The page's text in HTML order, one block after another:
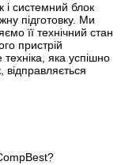
системний блок
підготовку. Ми
її технічний стан
пристрій
яка успішно